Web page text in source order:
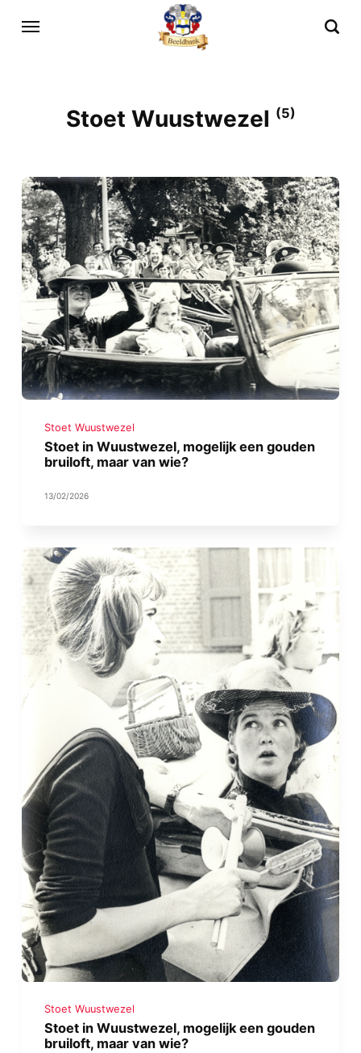
Stoet Wuustwezel (5)
Stoet Wuustwezel
Stoet in Wuustwezel, mogelijk een gouden
bruiloft, maar van wie?
13/02/2026
Stoet Wuustwezel
Stoet in Wuustwezel, mogelijk een gouden
bruiloft, maar van wie?